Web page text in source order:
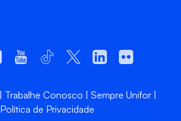
Trabalhe Conosco
Sempre Unifor
Política de Privacidade